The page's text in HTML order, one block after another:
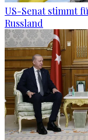
US-Senat stimmt
Russland